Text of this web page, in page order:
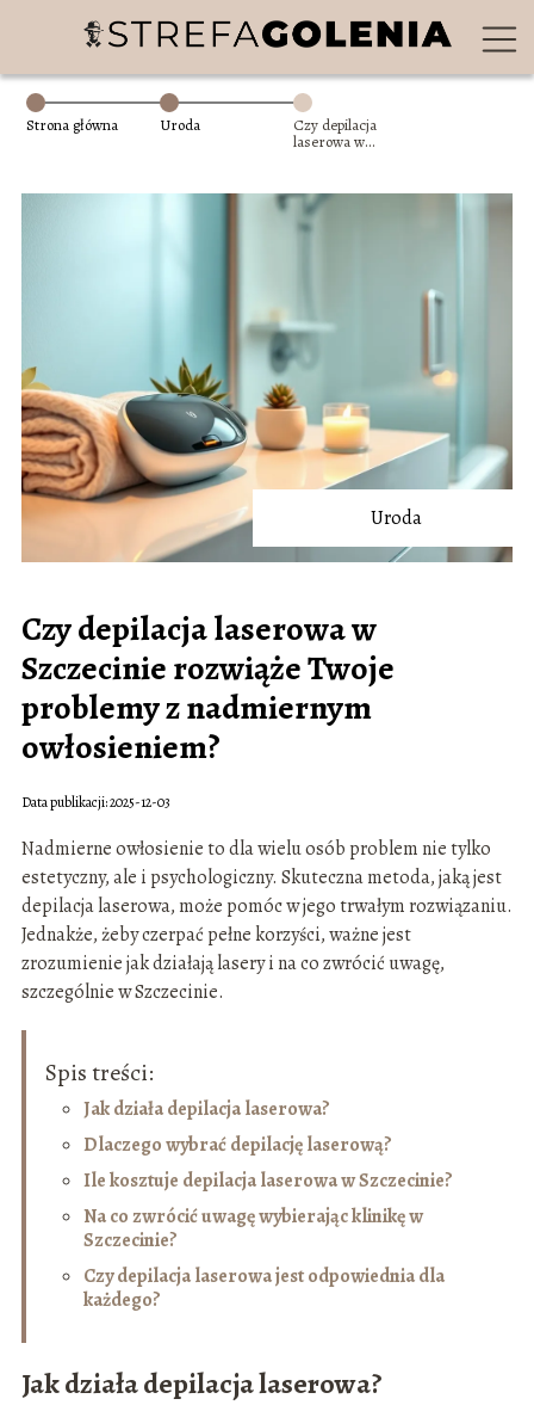
Strona główna Uroda
Czy depilacja
laserowa w
problemy z
nadmiernym
owłosieniem?
Uroda
Czy depilacja laserowa w
Szczecinie rozwiąże Twoje
problemy z nadmiernym
owłosieniem?
Data publikacji: 2025-12-03
Nadmierne owłosienie to dla wielu osób problem nie tylko
estetyczny, ale i psychologiczny. Skuteczna metoda, jaką jest
depilacja laserowa, może pomóc w jego trwałym rozwiązaniu.
Jednakże, żeby czerpać pełne korzyści, ważne jest
zrozumienie jak działają lasery i na co zwrócić uwagę,
szczególnie w Szczecinie.
Spis treści:
Jak działa depilacja laserowa?
Dlaczego wybrać depilację laserową?
Ile kosztuje depilacja laserowa w Szczecinie?
Na co zwrócić uwagę wybierając klinikę w
Szczecinie?
Czy depilacja laserowa jest odpowiednia dla
każdego?
Jak działa depilacja laserowa?